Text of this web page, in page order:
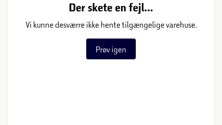
Der skete en fejl...
Vi kunne desværre ikke hente tilgængelige varehuse.
Prøv igen